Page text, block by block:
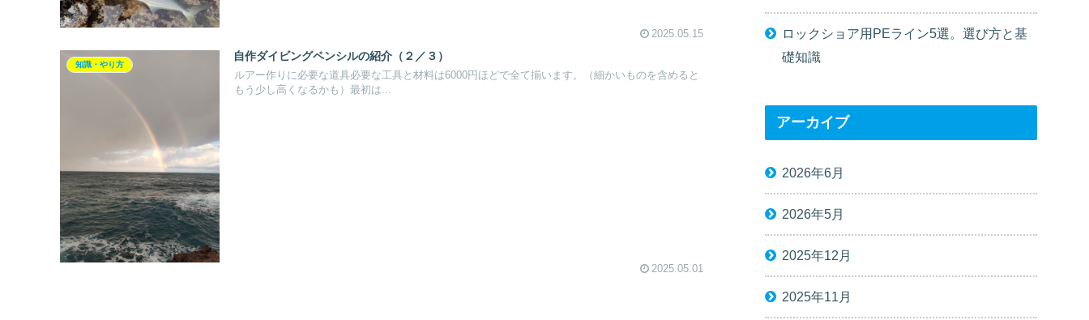
2025.05.15
知識・やり方
自作ダイビングペンシルの紹介（２／３）
ルアー作りに必要な道具必要な工具と材料は6000円ほどで全て揃います。（細かいものを含めると
もう少し高くなるかも）最初は...
2025.05.01
ロックショア用PEライン5選。選び方と基
礎知識
アーカイブ
2026年6月
2026年5月
2025年12月
2025年11月